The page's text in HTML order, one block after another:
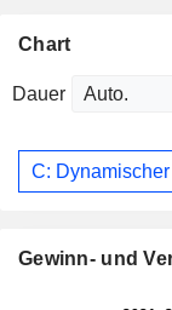
Chart
Dauer
C:
Gewinn- und